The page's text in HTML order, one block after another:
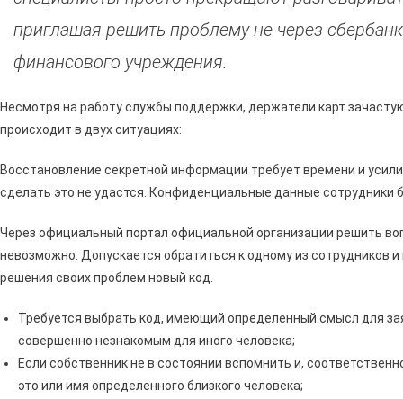
приглашая решить проблему не через
финансового учреждения.
Несмотря на работу службы поддержки, держатели карт
происходит в двух ситуациях:
Восстановление секретной информации требует времени и
сделать это не удастся. Конфиденциальные данные сотрудники
Через официальный портал официальной организации решить
невозможно. Допускается обратиться к одному из сотрудников
решения своих проблем новый код.
Требуется выбрать код, имеющий определенный смысл для
совершенно незнакомым для иного человека;
Если собственник не в состоянии вспомнить и,
это или имя определенного близкого человека;